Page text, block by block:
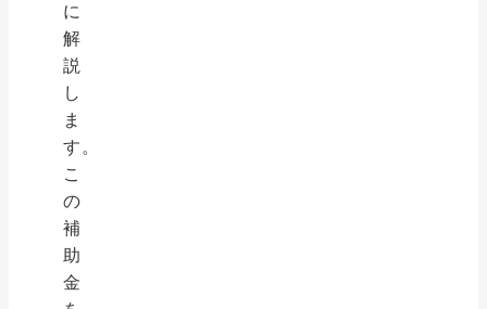
に
解
説
し
ま
す。
こ
の
補
助
金